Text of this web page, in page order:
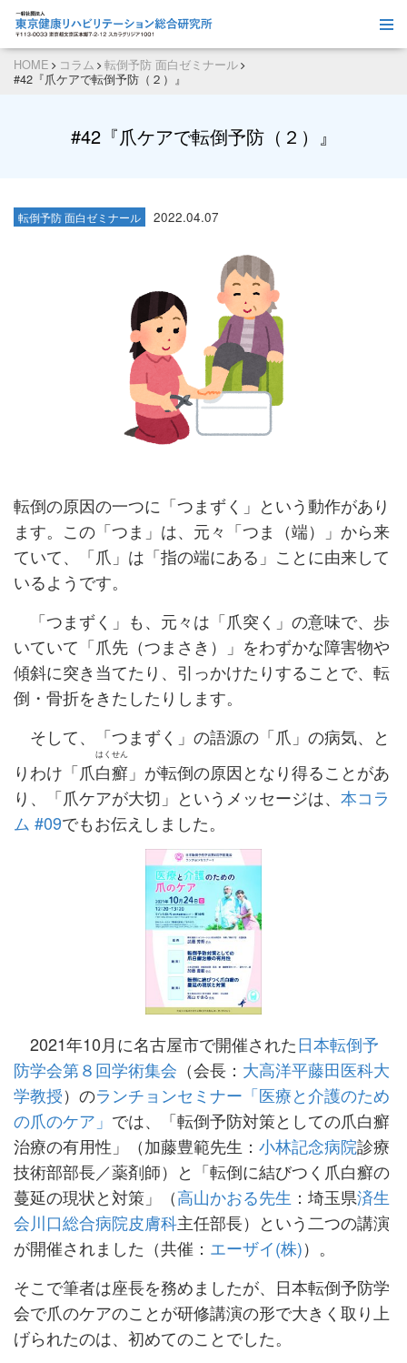
HOME コラム
転倒予防 面白ゼミナール
#42『爪ケアで転倒予防（２）』
#42『爪ケアで転倒予防（２）』
転倒予防 面白ゼミナール 2022.04.07
転倒の原因の一つに「つまずく」という動作があり
ます。この「つま」は、元々「つま（端）」から来
ていて、「爪」は「指の端にある」ことに由来して
いるようです。
「つまずく」も、元々は「爪突く」の意味で、 歩
いていて「爪先（つまさき）」をわずかな障害物や
傾斜に突き当てたり、引っかけたりすることで、転
倒・骨折をきたしたりします。
そして、「つまずく」の語源の「爪」の病気、と
りわけ「爪白癬
はくせん
」が転倒の原因となり得ることがあ
り、「爪ケアが大切」というメッセージは、 本コラ
ム #09でもお伝えしました。
2021年10月に名古屋市で開催された日本転倒予
防学会第８回学術集会 （会長： 大高洋平藤田医科大
学教授）のランチョンセミナー「医療と介護のため
の爪のケア」 では、「転倒予防対策としての爪白癬
治療の有用性」（加藤豊範先生： 小林記念病院診療
技術部部長／薬剤師）と「転倒に結びつく爪白癬の
蔓延の現状と対策」（高山かおる先生 ：埼玉県済生
会川口総合病院皮膚科主任部長）という二つの講演
が開催されました（共催： エーザイ(株)）。
そこで筆者は座長を務めましたが、日本転倒予防学
会で爪のケアのことが研修講演の形で大きく取り上
げられたのは、初めてのことでした。